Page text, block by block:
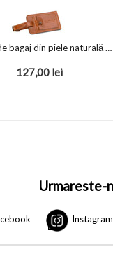
Etichetă de bagaj din piele naturală honey, Tuscany Leather
127,00 lei
Urmareste-
Instagram